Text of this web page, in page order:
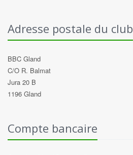
Adresse postale du club
BBC Gland
C/O R. Balmat
Jura 20 B
1196 Gland
Compte bancaire